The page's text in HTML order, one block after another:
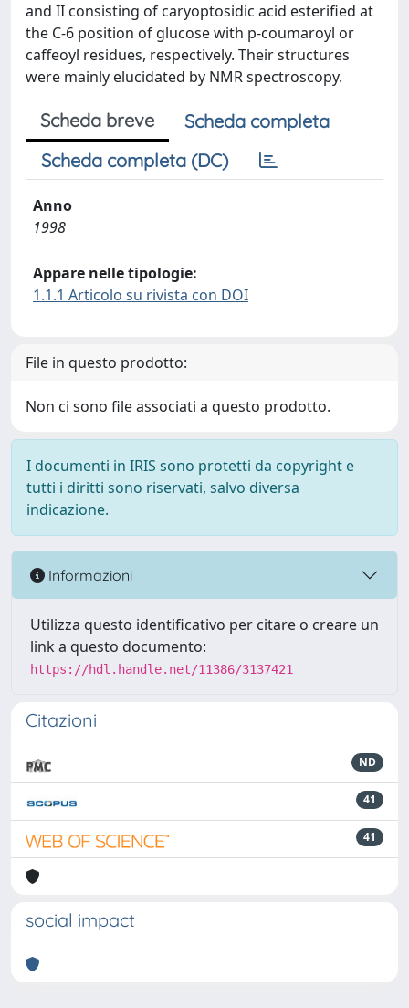
and II consisting of caryoptosidic acid esterified at
the C-6 position of glucose with p-coumaroyl or
caffeoyl residues, respectively. Their structures
were mainly elucidated by NMR spectroscopy.
Scheda breve
Scheda completa
Scheda completa (DC)
Anno
1998
Appare nelle tipologie:
1.1.1 Articolo su rivista con DOI
File in questo prodotto:
Non ci sono file associati a questo prodotto.
I documenti in IRIS sono protetti da copyright e
tutti i diritti sono riservati, salvo diversa
indicazione.
Informazioni
Utilizza questo identificativo per citare o creare un
link a questo documento:
https://hdl.handle.net/11386/3137421
Citazioni
ND
41
41
social impact